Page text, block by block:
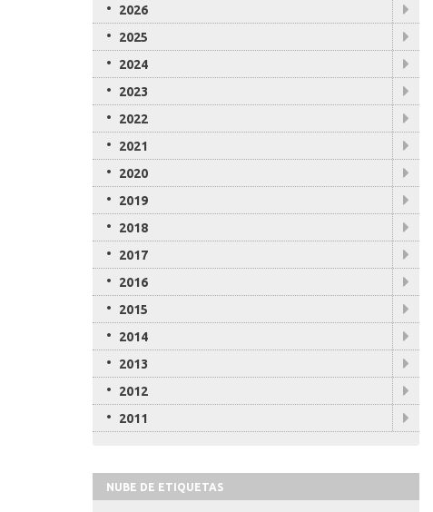
2026
2025
2024
2023
2022
2021
2020
2019
2018
2017
2016
2015
2014
2013
2012
2011
NUBE DE ETIQUETAS